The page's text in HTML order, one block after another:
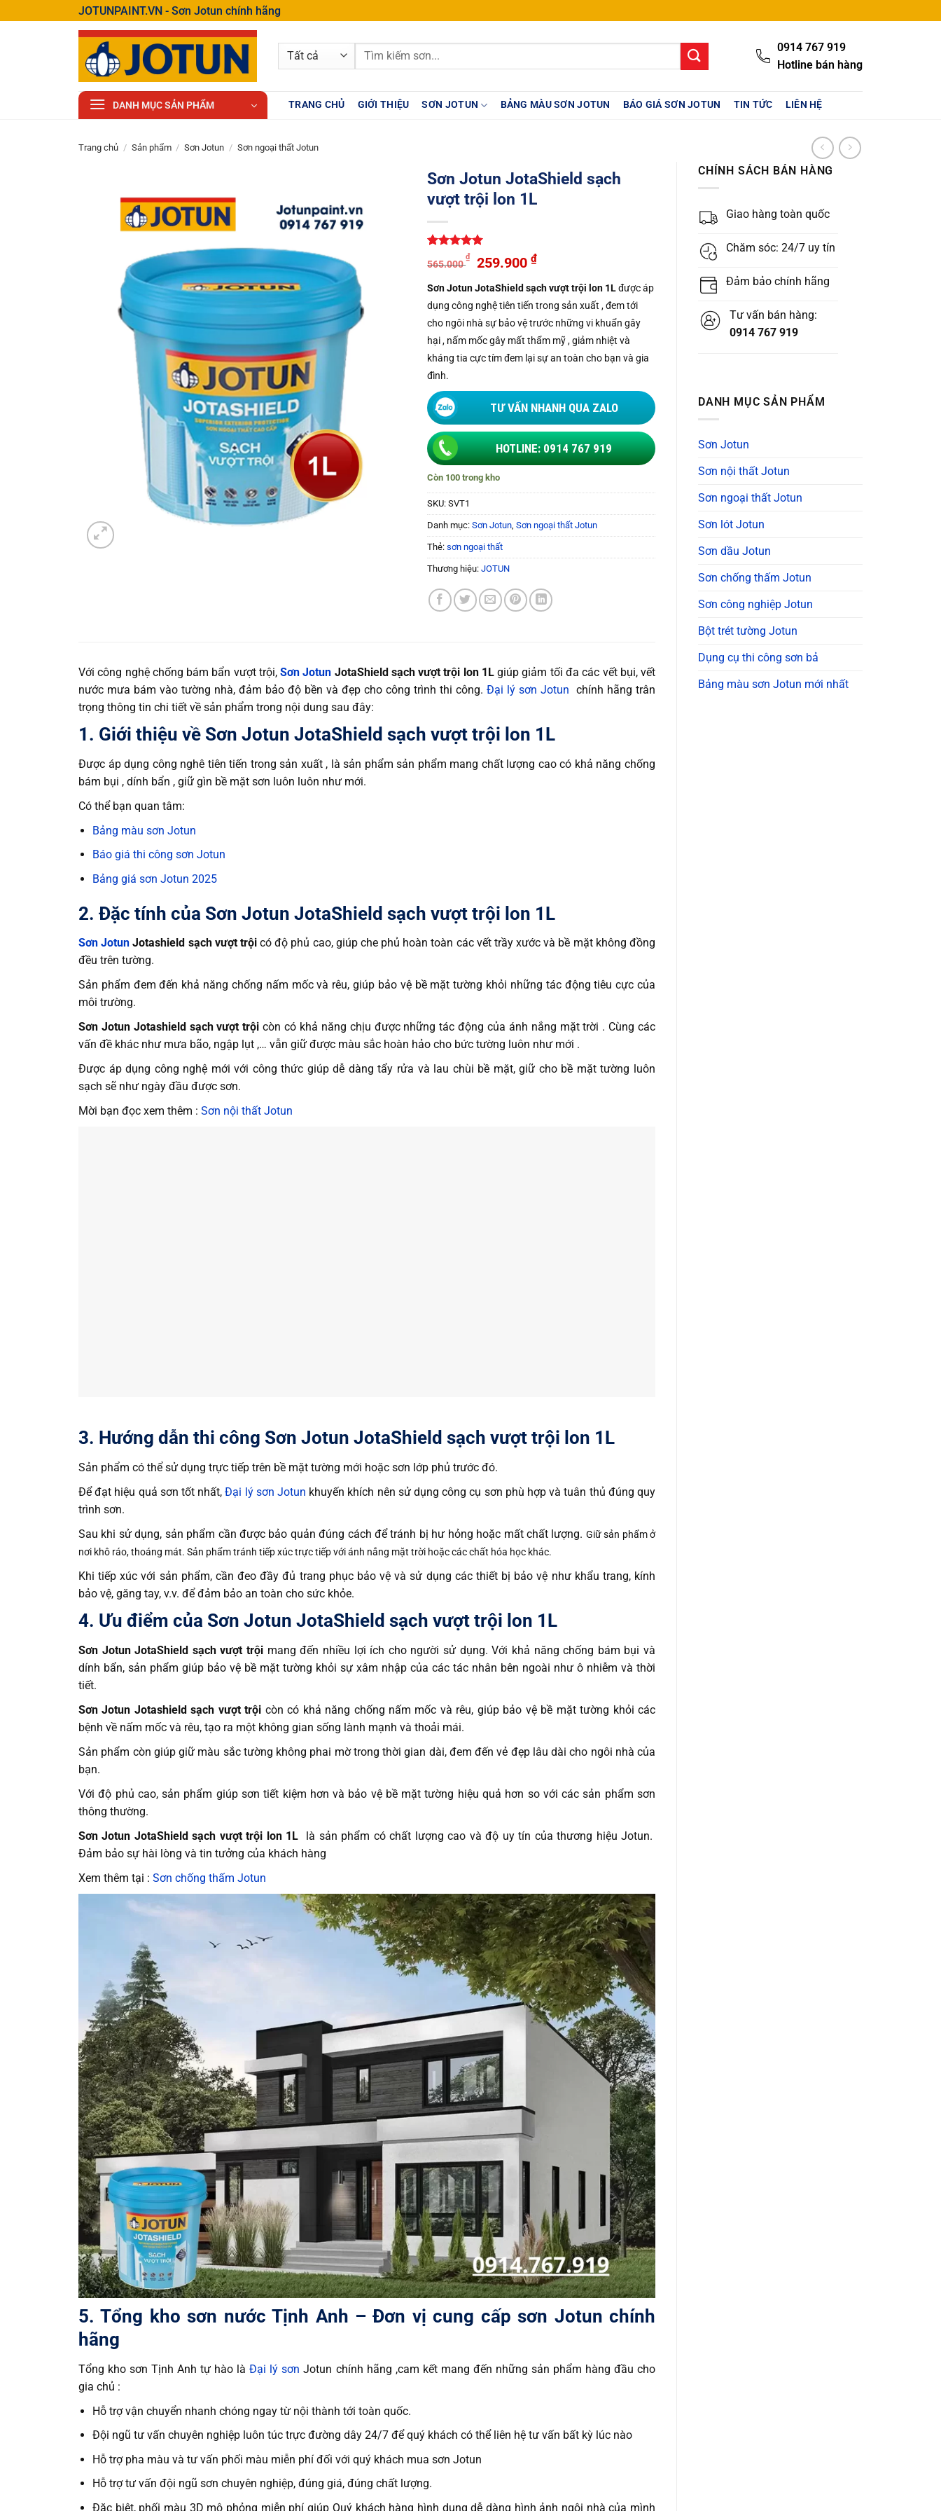
qua
JOTUNPAINT.VN - Sơn Jotun chính hãng
Tìm
kiếm:
0914 767 919
Hotline bán hàng
DANH MỤC SẢN PHẨM TRANG CHỦ GIỚI THIỆU SƠN JOTUN BẢNG MÀU SƠN JOTUN BÁO GIÁ SƠN JOTUN TIN TỨC LIÊN HỆ
Trang chủ / Sản phẩm / Sơn Jotun / Sơn ngoại thất Jotun
CHÍNH SÁCH BÁN HÀNG
Giao hàng toàn quốc
Chăm sóc: 24/7 uy tín
Đảm bảo chính hãng
Tư vấn bán hàng:
0914 767 919
DANH MỤC SẢN PHẨM
Sơn Jotun
Sơn nội thất Jotun
Sơn ngoại thất Jotun
Sơn lót Jotun
Sơn dầu Jotun
Sơn chống thấm Jotun
Sơn công nghiệp Jotun
Bột trét tường Jotun
Dụng cụ thi công sơn bả
Bảng màu sơn Jotun mới nhất
Sơn Jotun JotaShield sạch
vượt trội lon 1L
trên 5
dựa trên
565.000
₫
Giá
là:
565.000 ₫.
259.900₫Giá
tại
là:
259.900 ₫.
Sơn Jotun JotaShield sạch vượt trội lon 1Lđược áp
dụng công nghệ tiên tiến trong sản xuất , đem tới
cho ngôi nhà sự bảo vệ trước những vi khuẩn gây
hại , nấm mốc gây mất thẩm mỹ , giảm nhiệt và
kháng tia cực tím đem lại sự an toàn cho bạn và gia
đình.
TƯ VẤN NHANH QUA ZALO
HOTLINE: 0914 767 919
Còn 100 trong kho
SKU:SVT1
Danh mục:Sơn Jotun ,Sơn ngoại thất Jotun
Thẻ:sơn ngoại thất
Thương hiệu:JOTUN
Với công nghệ chống bám bẩn vượt trội,Sơn Jotun JotaShield sạch vượt trội lon 1Lgiúp giảm tối đa các vết bụi, vết
nước mưa bám vào tường nhà, đảm bảo độ bền và đẹp cho công trình thi công. Đại lý sơn Jotun chính hãng trân
trọng thông tin chi tiết về sản phẩm trong nội dung sau đây:
1. Giới thiệu về Sơn Jotun JotaShield sạch vượt trội lon 1L
Được áp dụng công nghê tiên tiến trong sản xuất , là sản phẩm sản phẩm mang chất lượng cao có khả năng chống
bám bụi , dính bẩn , giữ gìn bề mặt sơn luôn luôn như mới.
Có thể bạn quan tâm:
Bảng màu sơn Jotun
Báo giá thi công sơn Jotun
Bảng giá sơn Jotun 2025
2. Đặc tính của Sơn Jotun JotaShield sạch vượt trội lon 1L
Sơn Jotun Jotashield sạch vượt trộicó độ phủ cao, giúp che phủ hoàn toàn các vết trầy xước và bề mặt không đồng
đều trên tường.
Sản phẩm đem đến khả năng chống nấm mốc và rêu, giúp bảo vệ bề mặt tường khỏi những tác động tiêu cực của
môi trường.
Sơn Jotun Jotashield sạch vượt trội còn có khả năng chịu được những tác động của ánh nắng mặt trời . Cùng các
vấn đề khác như mưa bão, ngập lụt ,… vẫn giữ được màu sắc hoàn hảo cho bức tường luôn như mới .
Được áp dụng công nghệ mới với công thức giúp dễ dàng tẩy rửa và lau chùi bề mặt, giữ cho bề mặt tường luôn
sạch sẽ như ngày đầu được sơn.
Mời bạn đọc xem thêm : Sơn nội thất Jotun
3. Hướng dẫn thi công Sơn Jotun JotaShield sạch vượt trội lon 1L
Sản phẩm có thể sử dụng trực tiếp trên bề mặt tường mới hoặc sơn lớp phủ trước đó.
Để đạt hiệu quả sơn tốt nhất,Đại lý sơn Jotun khuyến khích nên sử dụng công cụ sơn phù hợp và tuân thủ đúng quy
trình sơn.
Sau khi sử dụng, sản phẩm cần được bảo quản đúng cách để tránh bị hư hỏng hoặc mất chất lượng. Giữ sản phẩm ở
nơi khô ráo, thoáng mát. Sản phẩm tránh tiếp xúc trực tiếp với ánh nắng mặt trời hoặc các chất hóa học khác.
Khi tiếp xúc với sản phẩm, cần đeo đầy đủ trang phục bảo vệ và sử dụng các thiết bị bảo vệ như khẩu trang, kính
bảo vệ, găng tay, v.v. để đảm bảo an toàn cho sức khỏe.
4. Ưu điểm của Sơn Jotun JotaShield sạch vượt trội lon 1L
Sơn Jotun JotaShield sạch vượt trội mang đến nhiều lợi ích cho người sử dụng. Với khả năng chống bám bụi và
dính bẩn, sản phẩm giúp bảo vệ bề mặt tường khỏi sự xâm nhập của các tác nhân bên ngoài như ô nhiễm và thời
tiết.
Sơn Jotun Jotashield sạch vượt trội còn có khả năng chống nấm mốc và rêu, giúp bảo vệ bề mặt tường khỏi các
bệnh về nấm mốc và rêu, tạo ra một không gian sống lành mạnh và thoải mái.
Sản phẩm còn giúp giữ màu sắc tường không phai mờ trong thời gian dài, đem đến vẻ đẹp lâu dài cho ngôi nhà của
bạn.
Với độ phủ cao, sản phẩm giúp sơn tiết kiệm hơn và bảo vệ bề mặt tường hiệu quả hơn so với các sản phẩm sơn
thông thường.
Sơn Jotun JotaShield sạch vượt trội lon 1L
là sản phẩm có chất lượng cao và độ uy tín của thương hiệu Jotun.
Đảm bảo sự hài lòng và tin tưởng của khách hàng
Xem thêm tại : Sơn chống thấm Jotun
5. Tổng kho sơn nước Tịnh Anh – Đơn vị cung cấp sơn Jotun chính
hãng
Tổng kho sơn Tịnh Anh tự hào làĐại lý sơn Jotun chính hãng ,cam kết mang đến những sản phẩm hàng đầu cho
gia chủ :
Hỗ trợ vận chuyển nhanh chóng ngay từ nội thành tới toàn quốc.
Đội ngũ tư vấn chuyên nghiệp luôn túc trực đường dây 24/7 để quý khách có thể liên hệ tư vấn bất kỳ lúc nào
Hỗ trợ pha màu và tư vấn phối màu miễn phí đối với quý khách mua sơn Jotun
Hỗ trợ tư vấn đội ngũ sơn chuyên nghiệp, đúng giá, đúng chất lượng.
Đặc biệt, phối màu 3D mô phỏng miễn phí giúp Quý khách hàng hình dung dễ dàng hình ảnh ngôi nhà của mình